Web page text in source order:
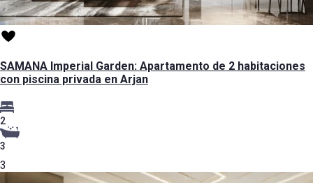
SAMANA Imperial Garden: Apartamento de 2 habitaciones
con piscina privada en Arjan
2
3
3